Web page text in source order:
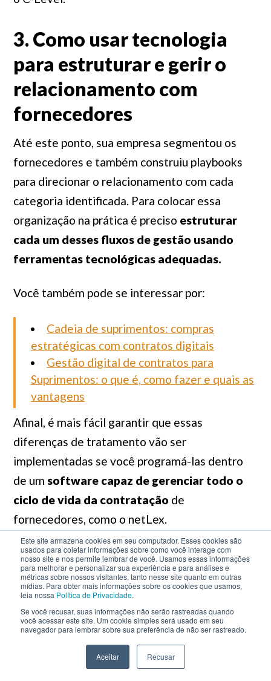
Este site armazena cookies em seu computador. Esses cookies são
usados para coletar informações sobre como você interage com
nosso site e nos permite lembrar de você. Usamos essas informações
para melhorar e personalizar sua experiência e para análises e
métricas sobre nossos visitantes, tanto nesse site quanto em outras
mídias. Para obter mais informações sobre os cookies que usamos,
leia nossa Política de Privacidade.
Se você recusar, suas informações não serão rastreadas quando
você acessar este site. Um cookie simples será usado em seu
navegador para lembrar sobre sua preferência de não ser rastreado.
Aceitar Recusar
3. Como usar tecnologia
para estruturar e gerir o
relacionamento com
fornecedores
Até este ponto, sua empresa segmentou os
fornecedores e também construiu playbooks
para direcionar o relacionamento com cada
categoria identificada. Para colocar essa
organização na prática é preciso estruturar
cada um desses fluxos de gestão usando
ferramentas tecnológicas adequadas.
Você também pode se interessar por:
Cadeia de suprimentos: compras
estratégicas com contratos digitais
Gestão digital de contratos para
Suprimentos: o que é, como fazer e quais as
vantagens
Afinal, é mais fácil garantir que essas
diferenças de tratamento vão ser
implementadas se você programá-las dentro
de um software capaz de gerenciar todo o
ciclo de vida da contratação de
fornecedores, como o netLex.
Na plataforma é possível:
Classificar os fornecedoresusando a
segmentação da sua empresa;
Construir fluxos de análisee aprovação
Elaborar minutas
de contratos
automaticamente, modulando o conteúdo a